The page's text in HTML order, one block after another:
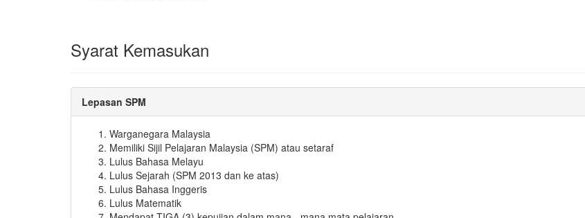
Syarat Kemasukan
Lepasan SPM
Warganegara Malaysia
Memiliki Sijil Pelajaran Malaysia (SPM) atau setaraf
Lulus Bahasa Melayu
Lulus Sejarah (SPM 2013 dan ke atas)
Lulus Bahasa Inggeris
Lulus Matematik